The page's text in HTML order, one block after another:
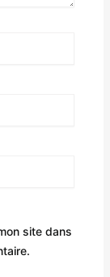
site dans